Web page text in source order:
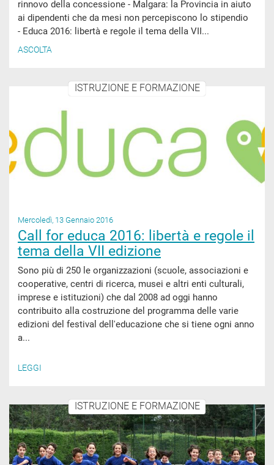
rinnovo della concessione - Malgara: la Provincia in aiuto
ai dipendenti che da mesi non percepiscono lo stipendio
- Educa 2016: libertà e regole il tema della VII...
ASCOLTA
ISTRUZIONE E FORMAZIONE
Mercoledì, 13 Gennaio 2016
Call for educa 2016: libertà e regole il
tema della VII edizione
Sono più di 250 le organizzazioni (scuole, associazioni e
cooperative, centri di ricerca, musei e altri enti culturali,
imprese e istituzioni) che dal 2008 ad oggi hanno
contribuito alla costruzione del programma delle varie
edizioni del festival dell'educazione che si tiene ogni anno
a...
LEGGI
ISTRUZIONE E FORMAZIONE